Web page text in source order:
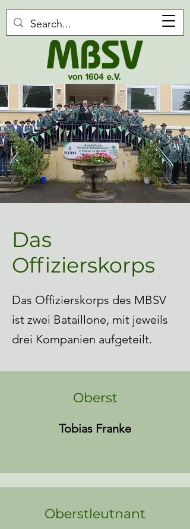
Das
Offizierskorps
Das Offizierskorps des MBSV
ist zwei Bataillone, mit jeweils
drei Kompanien aufgeteilt.
Oberst
Tobias Franke
Oberstleutnant